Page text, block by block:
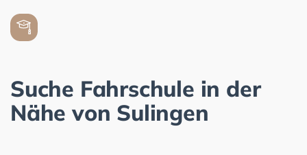
Suche Fahrschule in der
Nähe von Sulingen